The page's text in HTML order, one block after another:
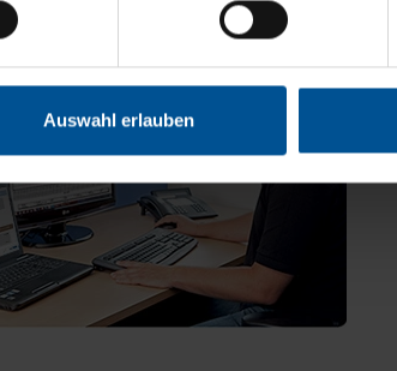
Auswahl erlauben